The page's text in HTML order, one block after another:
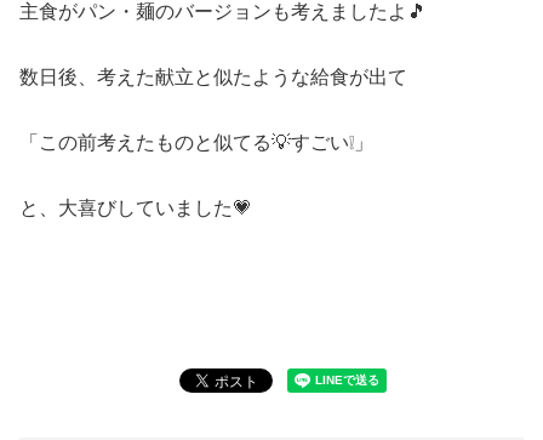
主食がパン・麺のバージョンも考えましたよ🎵
数日後、考えた献立と似たような給食が出て
「この前考えたものと似てる💡すごい❕」
と、大喜びしていました💗